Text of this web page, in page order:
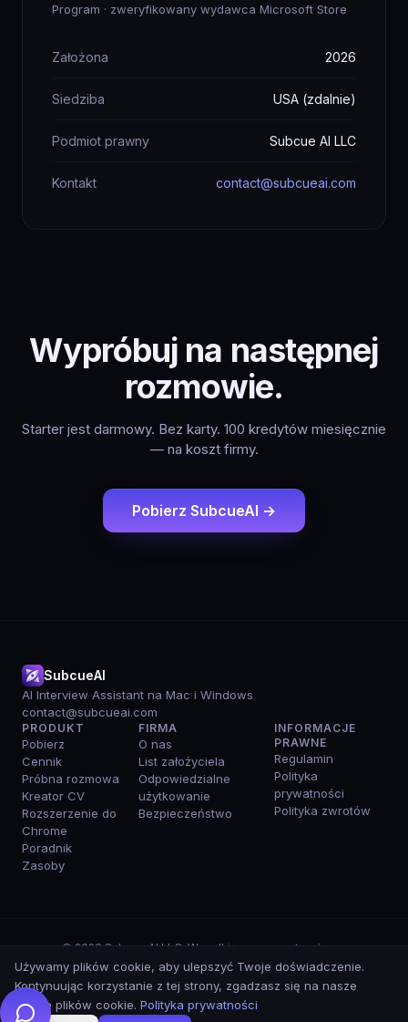
Program · zweryfikowany wydawca Microsoft Store
Założona 2026
Siedziba USA (zdalnie)
Podmiot prawny Subcue AI LLC
Kontakt contact@subcueai.com
Wypróbuj na następnej
rozmowie.
Starter jest darmowy. Bez karty. 100 kredytów miesięcznie
— na koszt firmy.
Pobierz SubcueAI →
SubcueAI
AI Interview Assistant na Mac i Windows
contact@subcueai.com
PRODUKT
Pobierz
Cennik
Próbna rozmowa
Kreator CV
Rozszerzenie do
Chrome
Poradnik
Zasoby
FIRMA
O nas
List założyciela
Odpowiedzialne
użytkowanie
Bezpieczeństwo
INFORMACJE
PRAWNE
Regulamin
Polityka
prywatności
Polityka zwrotów
© 2026 Subcue AI LLC. Wszelkie prawa zastrzeżone.
Używamy plików cookie, aby ulepszyć Twoje doświadczenie.
Kontynuując korzystanie z tej strony, zgadzasz się na nasze
użycie plików cookie. Polityka prywatności